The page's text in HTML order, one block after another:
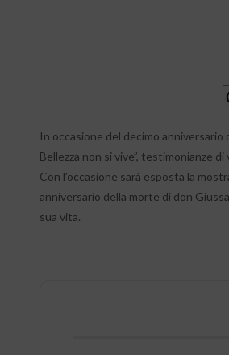
In occasione del decimo anniversario
Bellezza non si vive”, testimonianze
Con l’occasione sarà esposta la
anniversario della morte di don
sua vita.